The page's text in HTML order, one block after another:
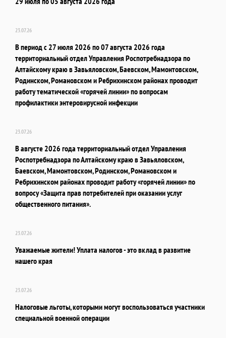
23.07.26
В период с 27 июля 2026 по 07 августа 2026 года
территориальный отдел Управления Роспотребнадзора по
Алтайскому краю в Завьяловском, Баевском, Мамонтовском,
Родинском, Романовском и Ребрихинском районах проводит
работу тематической «горячей линии» по вопросам
профилактики энтеровирусной инфекции
23.07.26
В августе 2026 года территориальный отдел Управления
Роспотребнадзора по Алтайскому краю в Завьяловском,
Баевском, Мамонтовском, Родинском, Романовском и
Ребрихинском районах проводит работу «горячей линии» по
вопросу «Защита прав потребителей при оказании услуг
общественного питания».
23.07.26
Уважаемые жители! Уплата налогов - это вклад в развитие
нашего края
23.07.26
Налоговые льготы, которыми могут воспользоваться участники
специальной военной операции